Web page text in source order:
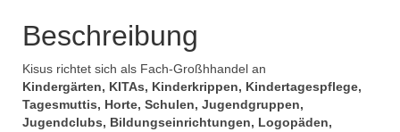
Beschreibung
Kisus richtet sich als Fach-Großhhandel an
Kindergärten, KITAs, Kinderkrippen, Kindertagespflege,
Tagesmuttis, Horte, Schulen, Jugendgruppen,
Jugendclubs, Bildungseinrichtungen, Logopäden,